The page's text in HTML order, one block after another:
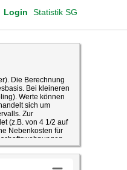
Login Statistik SG
Die Berechnung
Bei kleineren
Werte können
sich um
Zur
(z.B. von 4 1/2 auf
Nebenkosten für
2010 jährlich
der